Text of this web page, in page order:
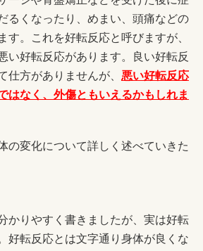
るくなったり、めまい、頭痛などの
す。これを好転反応と呼びますが、
い好転反応があります。良い好転反
仕方がありませんが、 悪い好転反応
はなく、外傷ともいえるかもしれま
の変化について詳しく述べていきた
かりやすく書きましたが、実は好転
好転反応とは文字通り身体が良くな